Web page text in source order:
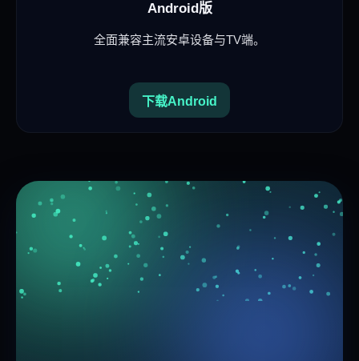
Android版
全面兼容主流安卓设备与TV端。
下载Android